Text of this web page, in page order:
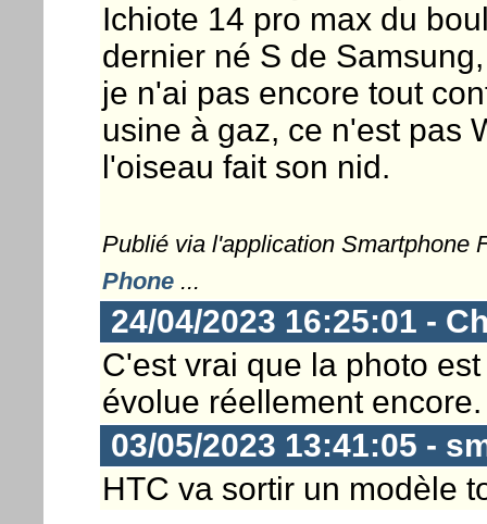
Ichiote 14 pro max du
dernier né S de
je n'ai pas encore tout
usine à gaz, ce n'est pas
l'oiseau fait son nid.
Publié via l'application Smartphone
Phone...
24/04/2023 16:25:01 -
C'est vrai que la photo
évolue réellement encore.
03/05/2023 13:41:05 -
HTC va sortir un modèle